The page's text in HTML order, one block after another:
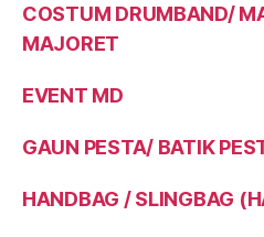
COSTUM DRUMBAND/
MAJORET
EVENT MD
GAUN PESTA/ BATIK
HANDBAG / SLINGBAG